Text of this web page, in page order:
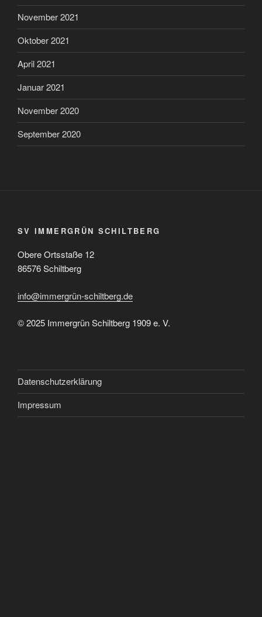
November 2021
Oktober 2021
April 2021
Januar 2021
November 2020
September 2020
SV IMMERGRÜN SCHILTBERG
Obere Ortsstaße 12
86576 Schiltberg
info@immergrün-schiltberg.de
© 2025 Immergrün Schiltberg 1909 e. V.
Datenschutzerklärung
Impressum